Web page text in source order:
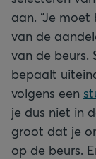
aan. “Je
van de
van de beurs.
bepaalt
volgens een
je dus niet in
groot dat je
op de beurs.